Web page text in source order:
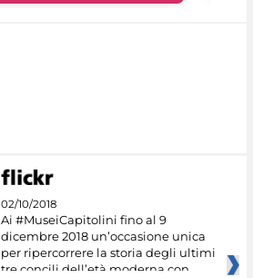
02/10/2018
Ai #MuseiCapitolini fino al 9
dicembre 2018 un’occasione unica
per ripercorrere la storia degli ultimi
tre concili dell’età moderna con